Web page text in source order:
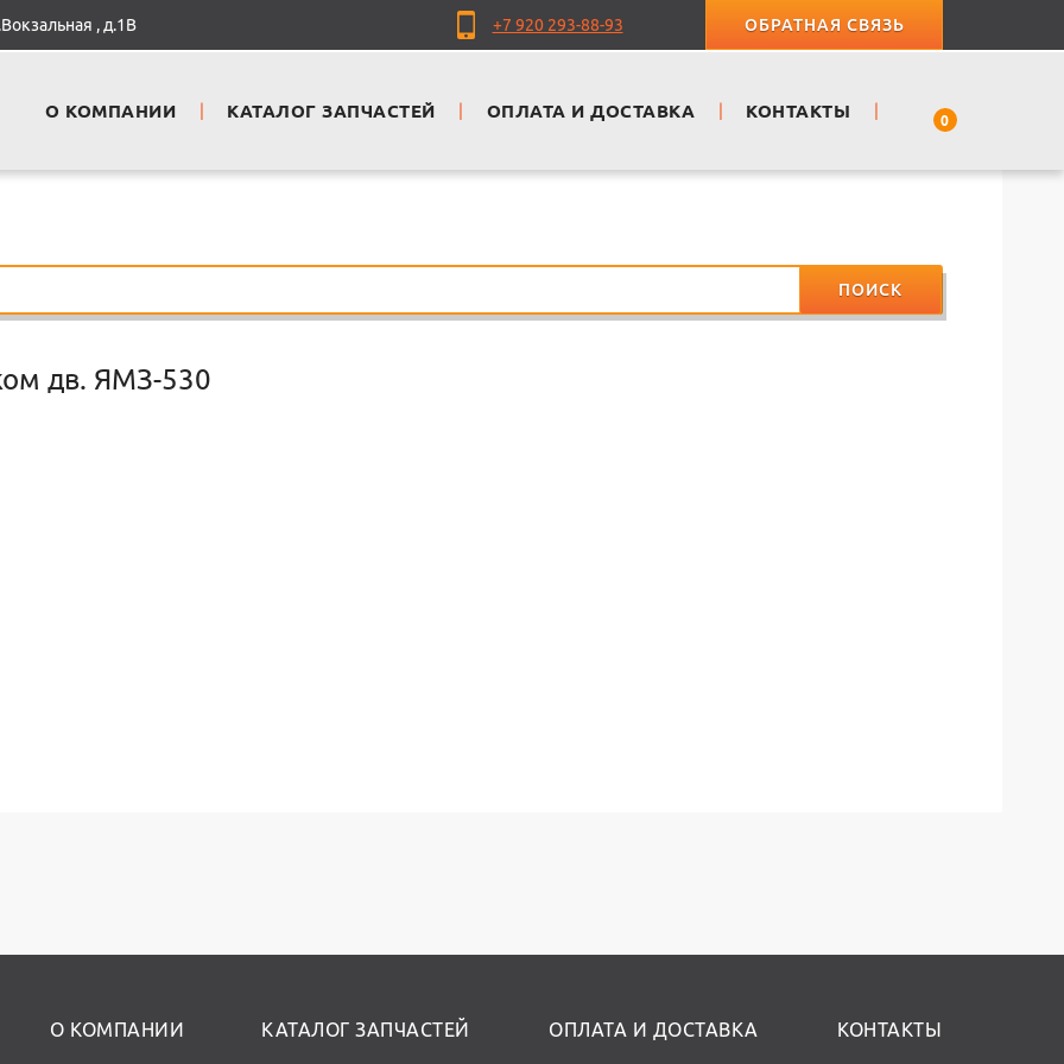
ПОИСК
дв. ЯМЗ-530
О КОМПАНИИ КАТАЛОГ ЗАПЧАСТЕЙ ОПЛАТА И ДОСТАВКА КОНТАКТЫ
, д.1В +7 920 293-88-93 ОБРАТНАЯ СВЯЗЬ
О КОМПАНИИ КАТАЛОГ ЗАПЧАСТЕЙ ОПЛАТА И ДОСТАВКА КОНТАКТЫ 0